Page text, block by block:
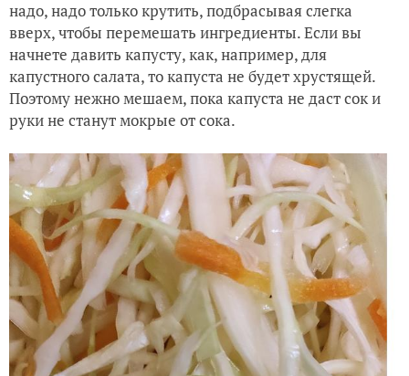
надо, надо только крутить, подбрасывая слегка
вверх, чтобы перемешать ингредиенты. Если вы
начнете давить капусту, как, например, для
капустного салата, то капуста не будет хрустящей.
Поэтому нежно мешаем, пока капуста не даст сок и
руки не станут мокрые от сока.